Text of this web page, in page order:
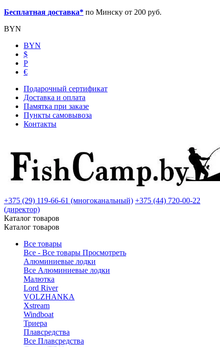
Бесплатная доставка* по Минску от 200 руб.
BYN
BYN
$
Р
€
Подарочный сертификат
Доставка и оплата
Памятка при заказе
Пункты самовывоза
Контакты
+375 (29) 119-66-61 (многоканальный) +375 (44) 720-00-22
(директор)
Каталог товаров
Каталог товаров
Все товары
Все - Все товары Просмотреть
Алюминиевые лодки
Все Алюминиевые лодки
Малютка
Lord River
VOLZHANKA
Xstream
Windboat
Триера
Плавсредства
Все Плавсредства